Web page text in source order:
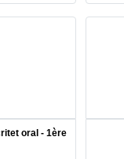
oral - 1ère